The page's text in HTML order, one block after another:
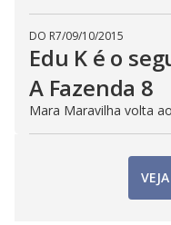
DO R7/09/10/2015
Edu K é o
A Fazenda 8
Mara Maravilha volta